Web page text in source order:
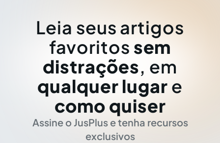
Leia seus artigos
favoritos sem
distrações, em
qualquer lugar e
como quiser
Assine o JusPlus e tenha recursos
exclusivos